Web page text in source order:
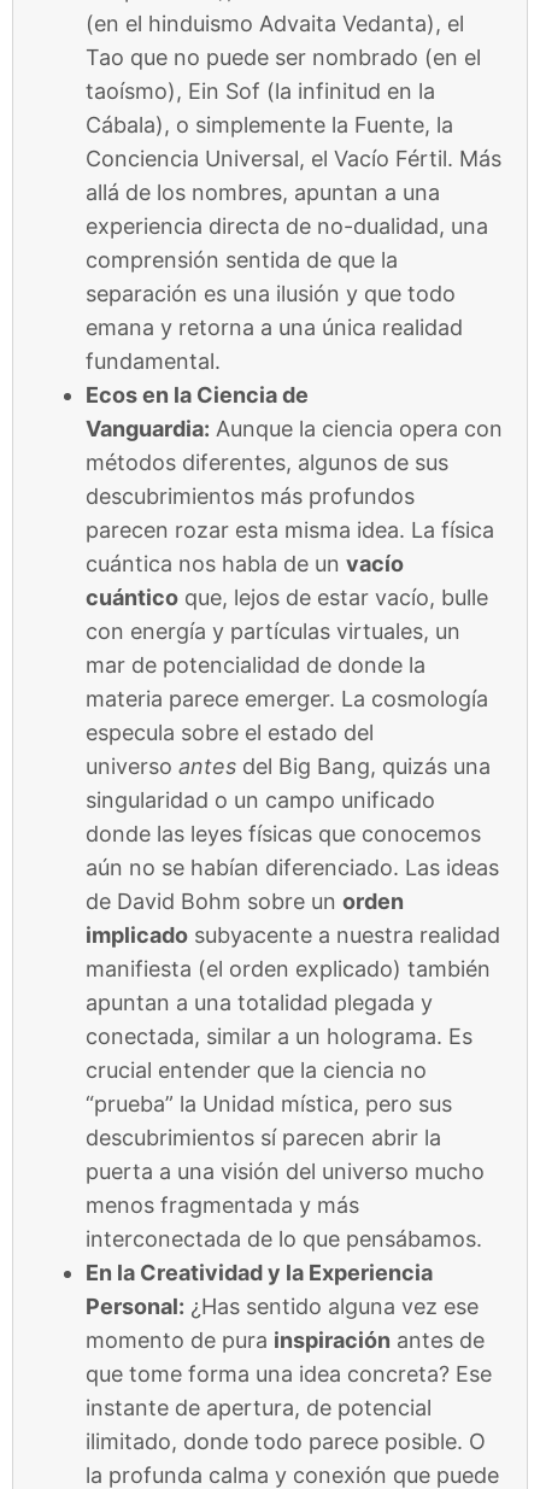
(en el hinduismo Advaita Vedanta), el
Tao que no puede ser nombrado (en el
taoísmo), Ein Sof (la infinitud en la
Cábala), o simplemente la Fuente, la
Conciencia Universal, el Vacío Fértil. Más
allá de los nombres, apuntan a una
experiencia directa de no-dualidad, una
comprensión sentida de que la
separación es una ilusión y que todo
emana y retorna a una única realidad
fundamental.
Ecos en la Ciencia de
Vanguardia: Aunque la ciencia opera con
métodos diferentes, algunos de sus
descubrimientos más profundos
parecen rozar esta misma idea. La física
cuántica nos habla de un vacío
cuántico que, lejos de estar vacío, bulle
con energía y partículas virtuales, un
mar de potencialidad de donde la
materia parece emerger. La cosmología
especula sobre el estado del
universo antes del Big Bang, quizás una
singularidad o un campo unificado
donde las leyes físicas que conocemos
aún no se habían diferenciado. Las ideas
de David Bohm sobre un orden
implicado subyacente a nuestra realidad
manifiesta (el orden explicado) también
apuntan a una totalidad plegada y
conectada, similar a un holograma. Es
crucial entender que la ciencia no
“prueba” la Unidad mística, pero sus
descubrimientos sí parecen abrir la
puerta a una visión del universo mucho
menos fragmentada y más
interconectada de lo que pensábamos.
En la Creatividad y la Experiencia
Personal: ¿Has sentido alguna vez ese
momento de pura inspiración antes de
que tome forma una idea concreta? Ese
instante de apertura, de potencial
ilimitado, donde todo parece posible. O
la profunda calma y conexión que puede